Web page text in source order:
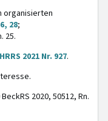
organisierten
28;
25.
HRRS 2021 Nr. 927.
2020, 50512, Rn.